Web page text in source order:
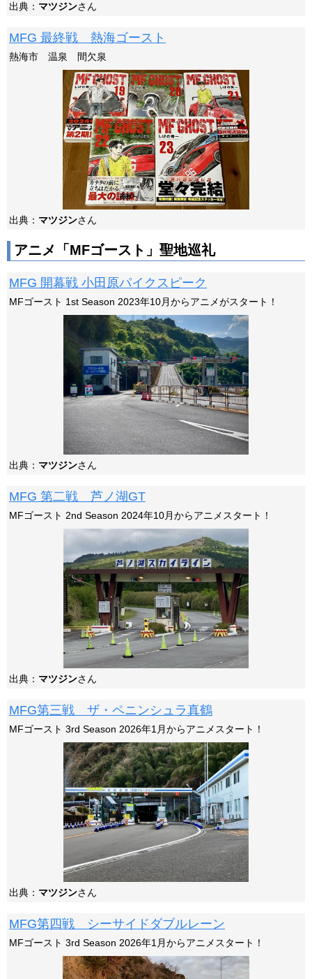
出典： マツジンさん
MFG 最終戦 熱海ゴースト
熱海市 温泉 間欠泉
出典： マツジンさん
アニメ「MFゴースト」聖地巡礼
MFG 開幕戦 小田原パイクスピーク
MFゴースト 1st Season 2023年10月からアニメがスタート！
出典： マツジンさん
MFG 第二戦 芦ノ湖GT
MFゴースト 2nd Season 2024年10月からアニメスタート！
出典： マツジンさん
MFG第三戦 ザ・ペニンシュラ真鶴
MFゴースト 3rd Season 2026年1月からアニメスタート！
出典： マツジンさん
MFG第四戦 シーサイドダブルレーン
MFゴースト 3rd Season 2026年1月からアニメスタート！